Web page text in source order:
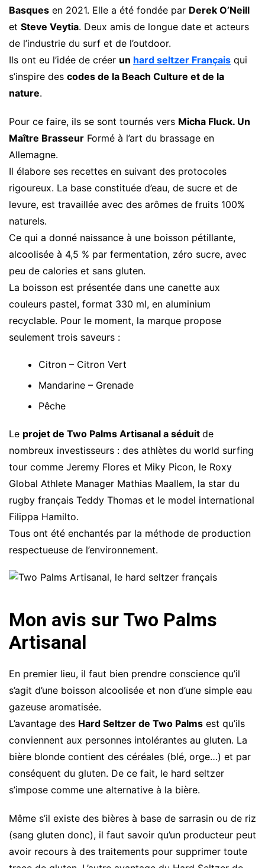
Basques en 2021. Elle a été fondée par Derek O’Neill
et Steve Veytia. Deux amis de longue date et acteurs
de l’industrie du surf et de l’outdoor.
Ils ont eu l’idée de créer un hard seltzer Français qui
s’inspire des codes de la Beach Culture et de la
nature.
Pour ce faire, ils se sont tournés vers Micha Fluck. Un
Maître Brasseur Formé à l’art du brassage en
Allemagne.
Il élabore ses recettes en suivant des protocoles
rigoureux. La base constituée d’eau, de sucre et de
levure, est travaillée avec des arômes de fruits 100%
naturels.
Ce qui a donné naissance à une boisson pétillante,
alcoolisée à 4,5 % par fermentation, zéro sucre, avec
peu de calories et sans gluten.
La boisson est présentée dans une canette aux
couleurs pastel, format 330 ml, en aluminium
recyclable. Pour le moment, la marque propose
seulement trois saveurs :
Citron – Citron Vert
Mandarine – Grenade
Pêche
Le projet de Two Palms Artisanal a séduit de
nombreux investisseurs : des athlètes du world surfing
tour comme Jeremy Flores et Miky Picon, le Roxy
Global Athlete Manager Mathias Maallem, la star du
rugby français Teddy Thomas et le model international
Filippa Hamilto.
Tous ont été enchantés par la méthode de production
respectueuse de l’environnement.
Mon avis sur Two Palms
Artisanal
En premier lieu, il faut bien prendre conscience qu’il
s’agit d’une boisson alcoolisée et non d’une simple eau
gazeuse aromatisée.
L’avantage des Hard Seltzer de Two Palms est qu’ils
conviennent aux personnes intolérantes au gluten. La
bière blonde contient des céréales (blé, orge…) et par
conséquent du gluten. De ce fait, le hard seltzer
s’impose comme une alternative à la bière.
Même s’il existe des bières à base de sarrasin ou de riz
(sang gluten donc), il faut savoir qu’un producteur peut
avoir recours à des traitements pour supprimer toute